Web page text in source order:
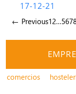
17-12-21
← Previous12…567
comercios